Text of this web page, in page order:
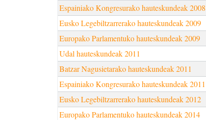
Espainiako Kongresurako hauteskundeak 2008
Eusko Legebiltzarrerako hauteskundeak 2009
Europako Parlamentuko hauteskundeak 2009
Udal hauteskundeak 2011
Batzar Nagusietarako hauteskundeak 2011
Espainiako Kongresurako hauteskundeak 2011
Eusko Legebiltzarrerako hauteskundeak 2012
Europako Parlamentuko hauteskundeak 2014